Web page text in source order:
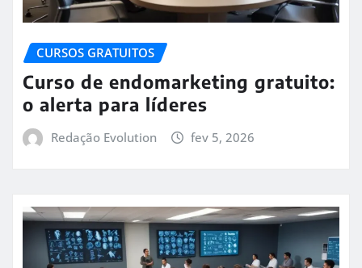
CURSOS GRATUITOS
Curso de endomarketing gratuito:
o alerta para líderes
Redação Evolution fev 5, 2026